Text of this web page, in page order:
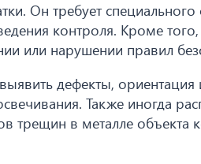
Он требует
контроля. Кроме
или нарушении правил
дефекты,
Также иногда
трещин в металле объекта